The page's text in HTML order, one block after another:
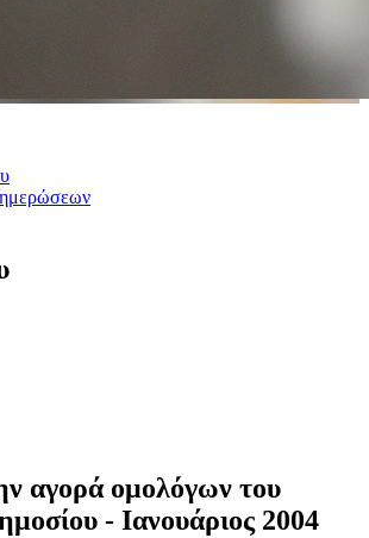
αγορά ομολόγων του
- Ιανουάριος 2004